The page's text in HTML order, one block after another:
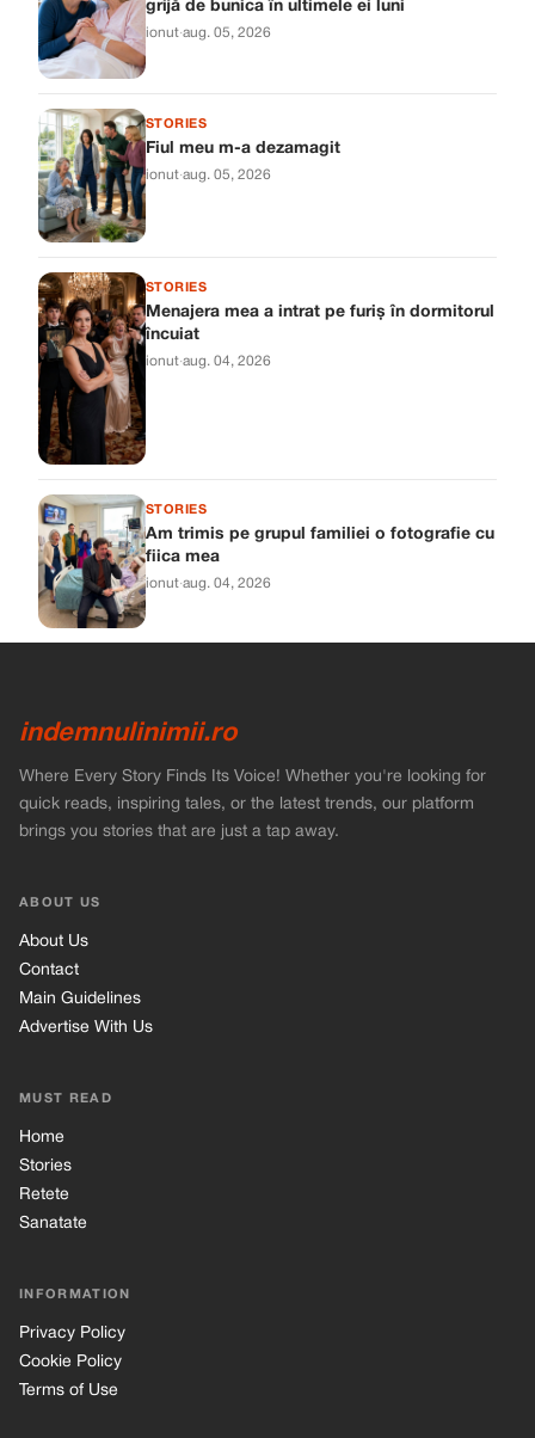
grijă de bunica în ultimele ei luni
ionut·aug. 05, 2026
STORIES
Fiul meu m-a dezamagit
ionut·aug. 05, 2026
STORIES
Menajera mea a intrat pe furiș în dormitorul
încuiat
ionut·aug. 04, 2026
STORIES
Am trimis pe grupul familiei o fotografie cu
fiica mea
ionut·aug. 04, 2026
indemnulinimii.ro
Where Every Story Finds Its Voice! Whether you're looking for
quick reads, inspiring tales, or the latest trends, our platform
brings you stories that are just a tap away.
ABOUT US
About Us
Contact
Main Guidelines
Advertise With Us
MUST READ
Home
Stories
Retete
Sanatate
INFORMATION
Privacy Policy
Cookie Policy
Terms of Use